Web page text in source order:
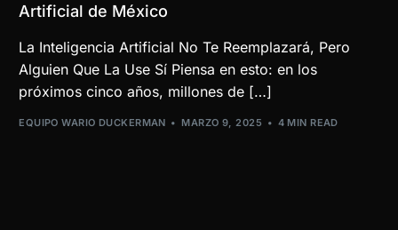
Artificial de México
La Inteligencia Artificial No Te Reemplazará, Pero
Alguien Que La Use Sí Piensa en esto: en los
próximos cinco años, millones de […]
EQUIPO WARIO DUCKERMAN MARZO 9, 2025 4 MIN READ